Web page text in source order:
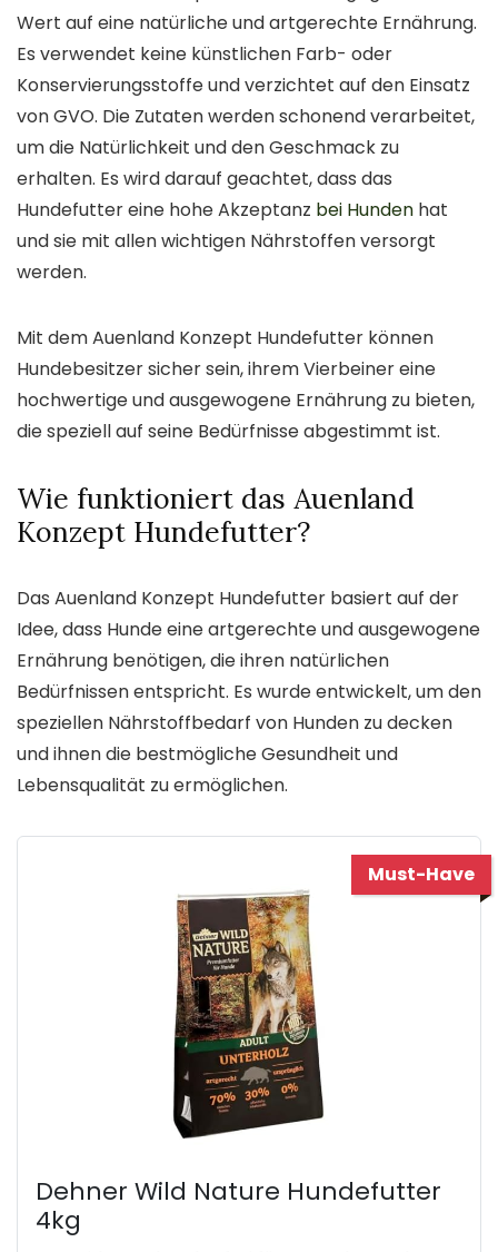
Wert auf eine natürliche und artgerechte Ernährung.
Es verwendet keine künstlichen Farb- oder
Konservierungsstoffe und verzichtet auf den Einsatz
von GVO. Die Zutaten werden schonend verarbeitet,
um die Natürlichkeit und den Geschmack zu
erhalten. Es wird darauf geachtet, dass das
Hundefutter eine hohe Akzeptanz bei Hunden hat
und sie mit allen wichtigen Nährstoffen versorgt
werden.
Mit dem Auenland Konzept Hundefutter können
Hundebesitzer sicher sein, ihrem Vierbeiner eine
hochwertige und ausgewogene Ernährung zu bieten,
die speziell auf seine Bedürfnisse abgestimmt ist.
Wie funktioniert das Auenland
Konzept Hundefutter?
Das Auenland Konzept Hundefutter basiert auf der
Idee, dass Hunde eine artgerechte und ausgewogene
Ernährung benötigen, die ihren natürlichen
Bedürfnissen entspricht. Es wurde entwickelt, um den
speziellen Nährstoffbedarf von Hunden zu decken
und ihnen die bestmögliche Gesundheit und
Lebensqualität zu ermöglichen.
Must-Have
Dehner Wild Nature Hundefutter
4kg